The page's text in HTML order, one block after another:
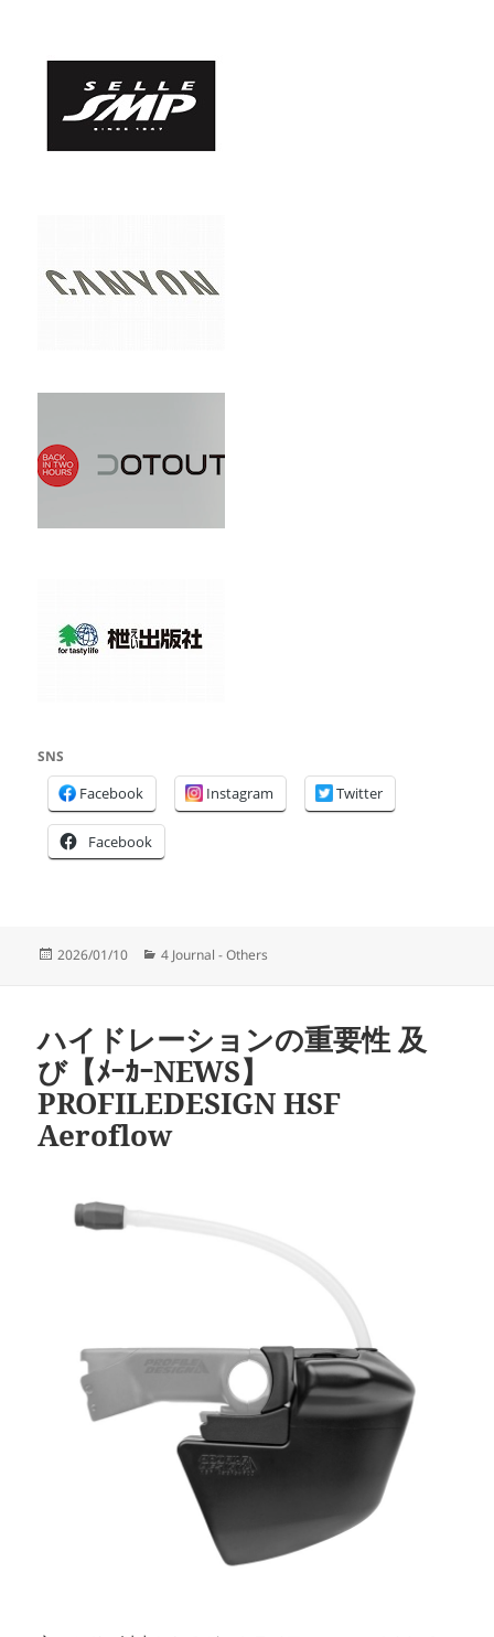
SNS
Facebook Instagram Twitter
Facebook
投
2026/01/10
カ
ー
4 Journal - Others
ハイドレーションの重要性 及
び【ﾒｰｶｰNEWS】
PROFILEDESIGN HSF
Aeroflow